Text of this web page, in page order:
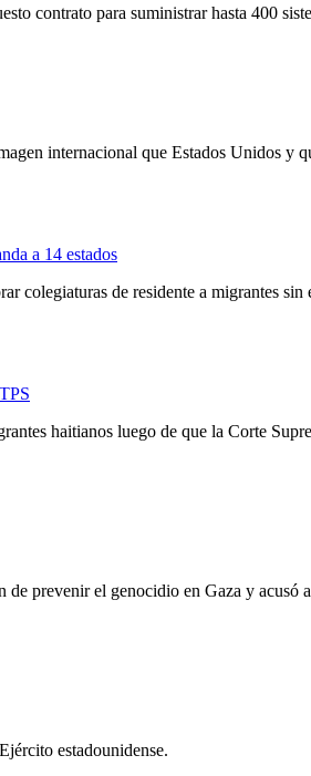
contrato para suministrar hasta 400
internacional que Estados Unidos y
a 14 estados
colegiaturas de residente a migrantes
haitianos luego de que la Corte
prevenir el genocidio en Gaza y
estadounidense.